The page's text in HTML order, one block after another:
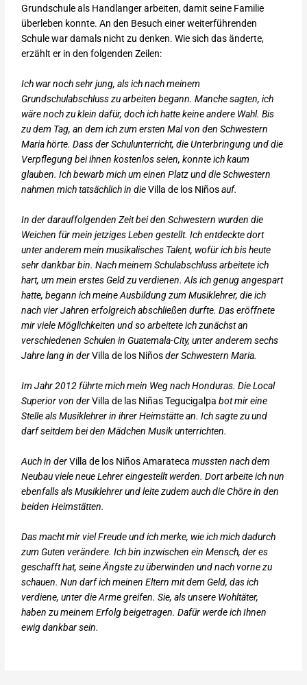
Grundschule als Handlanger arbeiten, damit seine Familie
überleben konnte. An den Besuch einer weiterführenden
Schule war damals nicht zu denken. Wie sich das änderte,
erzählt er in den folgenden Zeilen:
Ich war noch sehr jung, als ich nach meinem
Grundschulabschluss zu arbeiten begann. Manche sagten, ich
wäre noch zu klein dafür, doch ich hatte keine andere Wahl. Bis
zu dem Tag, an dem ich zum ersten Mal von den Schwestern
Maria hörte. Dass der Schulunterricht, die Unterbringung und die
Verpflegung bei ihnen kostenlos seien, konnte ich kaum
glauben. Ich bewarb mich um einen Platz und die Schwestern
nahmen mich tatsächlich in dieVilla de los Niñosauf.
In der darauffolgenden Zeit bei den Schwestern wurden die
Weichen für mein jetziges Leben gestellt. Ich entdeckte dort
unter anderem mein musikalisches Talent, wofür ich bis heute
sehr dankbar bin.Nach meinem Schulabschluss arbeitete ich
hart, um mein erstes Geld zu verdienen. Als ich genugangespart
hatte, begann ich meine Ausbildung zum Musiklehrer, die ich
nach vier Jahren erfolgreich abschließen durfte. Das eröffnete
mir viele Möglichkeiten und so arbeitete ich zunächst an
verschiedenen Schulen in Guatemala-City, unter anderem sechs
Jahre lang in derVilla de los Niñosder Schwestern Maria.
Im Jahr 2012 führte mich mein Weg nach Honduras. Die Local
Superior von derVilla de las Niñas Tegucigalpabot mir eine
Stelle als Musiklehrer in ihrer Heimstätte an. Ich sagte zu und
darf seitdembei den Mädchen Musik unterrichten.
Auch in derVilla de los Niños Amaratecamussten nach dem
Neubau viele neue Lehrer eingestelltwerden. Dort arbeite ich nun
ebenfalls als Musiklehrer und leite zudem auch die Chöre in den
beidenHeimstätten.
Das macht mir viel Freude und ich merke, wie ich mich dadurch
zum Guten verändere. Ich bin inzwischen ein Mensch, der es
geschafft hat, seine Ängste zu überwinden und nach vorne zu
schauen.Nun darf ich meinen Eltern mit dem Geld, das ich
verdiene, unter die Arme greifen. Sie, als unsere Wohltäter,
haben zu meinem Erfolg beigetragen. Dafür werde ich Ihnen
ewig dankbar sein.